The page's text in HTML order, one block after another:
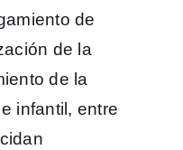
de
de la
de la
infantil, entre